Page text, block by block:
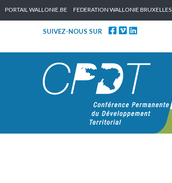
PORTAIL WALLONIE.BE FEDERATION WALLONIE BRUXELLES
SUIVEZ-NOUS SUR